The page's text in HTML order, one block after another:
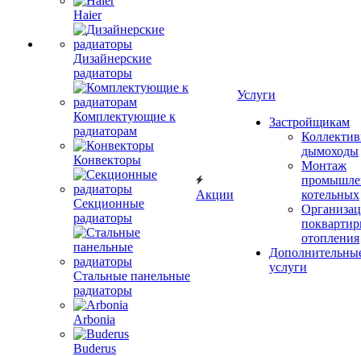
Haier
Дизайнерские
радиаторы
Комплектующие к
радиаторам
Конвекторы
Секционные
радиаторы
Стальные панельные
радиаторы
Arbonia
Buderus
Акции
Услуги
Застройщикам
дымоходы
Монтаж
котельных
отопления
услуги